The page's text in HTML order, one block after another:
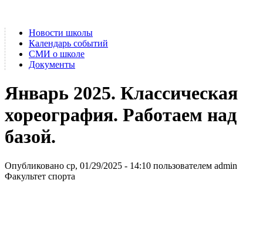
Новости школы
Календарь событий
СМИ о школе
Документы
Январь 2025. Классическая
хореография. Работаем над
базой.
Опубликовано ср, 01/29/2025 - 14:10 пользователем admin
Факультет спорта